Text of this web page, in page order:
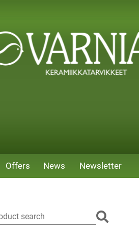
Offers News Newsletter